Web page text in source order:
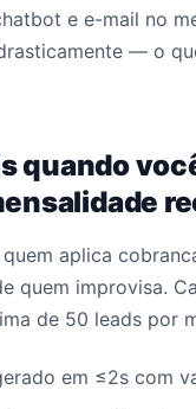
e e-mail no
— o
quando
aplica
quem improvisa.
de 50 leads por
em ≤2s com